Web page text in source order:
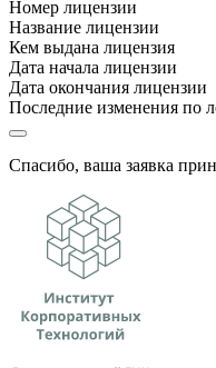
Номер лицензии
Название лицензии
Кем выдана лицензия
Дата начала лицензии
Дата окончания лицензии
Последние изменения по
Спасибо, ваша заявка